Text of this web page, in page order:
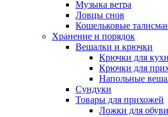
Музыка ветра
Ловцы снов
Кошельковые
Хранение и порядок
Вешалки и крючки
Крючки для
Крючки для
Напольные
Сундуки
Товары для прихожей
Ложки для обуви